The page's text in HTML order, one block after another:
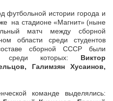
футбольной истории города и
на стадионе «Магнит» (ныне
матч между сборной
области среди студентов
сборной СССР были
среди которых: Виктор
Галимзян Хусаинов,
команде выделялись: